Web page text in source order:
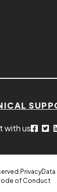
with us
PrivacyData
of Conduct